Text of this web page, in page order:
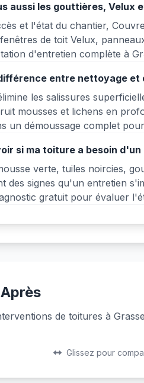
aussi les gouttières, Velux
et l'état du chantier,
de toit Velux,
d'entretien complète à
entre nettoyage et
les salissures
mousses et lichens en
un démoussage complet
si ma toiture a besoin
verte, tuiles noircies,
des signes qu'un entretien
gratuit pour évaluer
de toitures à
Après
Glissez pour